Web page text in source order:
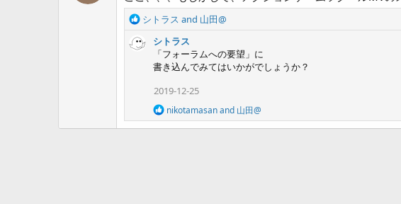
R
a
s
シトラス and 山田@
シトラス
「フォーラムへの要望」に
書き込んでみてはいかがでしょうか？
2019-12-25
R
e
a
nikotamasanand 山田@